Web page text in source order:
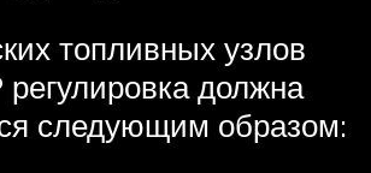
топливных узлов
должна
следующим образом: